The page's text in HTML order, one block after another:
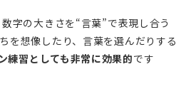
字の大きさを“言葉”で表現し合う
を想像したり、言葉を選んだりする
練習としても非常に効果的です